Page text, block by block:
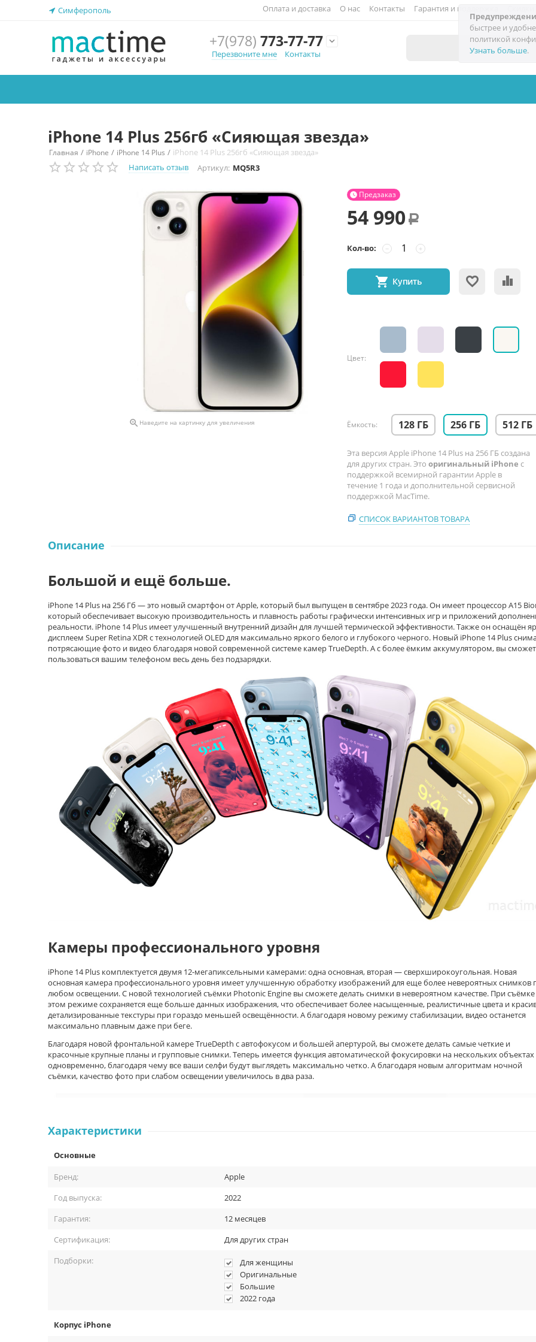
быстрее и
политикой
Узнать больше.
Симферополь Оплата и доставка О нас Контакты Гарантия и поддержка
+7(978) 773-77-77

Перезвоните мне
Контакты
iPhone 14 Plus 256гб «Сияющая звезда»
Главная / iPhone / iPhone 14 Plus / iPhone 14 Plus 256гб «Сияющая звезда»
Написать отзыв
Артикул: MQ5R3
 Наведите на картинку для увеличения
Предзаказ

54 990 Р
Кол-во: +
−
Купить
Цвет:
Ёмкость: 128 ГБ 256 ГБ 512 ГБ
Эта версия Apple iPhone 14 Plus на 256 ГБ создана
для других стран. Это оригинальный iPhone с
поддержкой всемирной гарантии Apple в
течение 1 года и дополнительной сервисной
поддержкой MacTime.
СПИСОК ВАРИАНТОВ ТОВАРА
Описание
Большой и ещё больше.
iPhone 14 Plus на 256 Гб — это новый смартфон от Apple, который был выпущен в сентябре 2023 года. Он имеет процессор A15
который обеспечивает высокую производительность и плавность работы графически интенсивных игр и приложений
реальности. iPhone 14 Plus имеет улучшенный внутренний дизайн для лучшей термической эффективности. Также он оснащён
дисплеем Super Retina XDR с технологией OLED для максимально яркого белого и глубокого черного. Новый iPhone 14 Plus
потрясающие фото и видео благодаря новой современной системе камер TrueDepth. А с более ёмким аккумулятором, вы
пользоваться вашим телефоном весь день без подзарядки.
Камеры профессионального уровня
iPhone 14 Plus комплектуется двумя 12-мегапиксельными камерами: одна основная, вторая — сверхширокоугольная. Новая
основная камера профессионального уровня имеет улучшенную обработку изображений для еще более невероятных снимков
любом освещении. С новой технологией съёмки Photonic Engine вы сможете делать снимки в невероятном качестве. При съёмке
этом режиме сохраняется еще больше данных изображения, что обеспечивает более насыщенные, реалистичные цвета и
детализированные текстуры при гораздо меньшей освещённости. А благодаря новому режиму стабилизации, видео останется
максимально плавным даже при беге.
Благодаря новой фронтальной камере TrueDepth с автофокусом и большей апертурой, вы сможете делать самые четкие и
красочные крупные планы и групповые снимки. Теперь имеется функция автоматической фокусировки на нескольких объектах
одновременно, благодаря чему все ваши селфи будут выглядеть максимально четко. А благодаря новым алгоритмам ночной
съёмки, качество фото при слабом освещении увеличилось в два раза.
Характеристики
Основные
Бренд:
Apple
Год выпуска:
2022
Гарантия:
12 месяцев
Сертификация:
Для других стран
Подборки:
Для женщины
Оригинальные
Большие
2022 года
Корпус iPhone